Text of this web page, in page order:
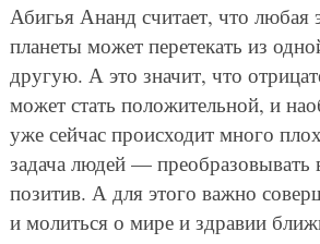
Абигья Ананд считает, что любая
планеты может перетекать из
другую. А это значит, что
может стать положительной, и
уже сейчас происходит много
задача людей — преобразовывать
позитив. А для этого важно
и молиться о мире и здравии